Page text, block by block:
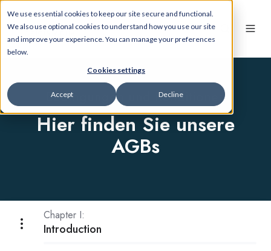
We use essential cookies to keep our site secure and functional.
We also use optional cookies to understand how you use our site
and improve your experience. You can manage your preferences
below.
Cookies settings
Accept Decline
Bedingungen und Konditionen
Hier finden Sie unsere
AGBs
Chapter I:
Introduction